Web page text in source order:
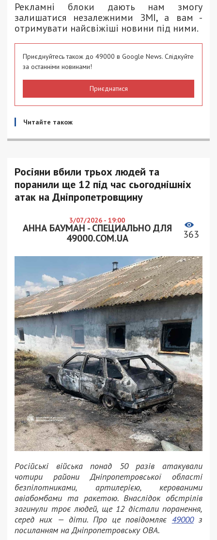
Рекламні блоки дають нам змогу
залишатися незалежними ЗМІ, а вам -
отримувати найсвіжіші новини під ними.
Приєднуйтесь також до 49000 в Google News. Слідкуйте
за останніми новинами!
Приєднатися
Читайте також
Росіяни вбили трьох людей та
поранили ще 12 під час сьогоднішніх
атак на Дніпропетровщину
3/07/2026 - 19:00
АННА БАУМАН - СПЕЦИАЛЬНО ДЛЯ
49000.COM.UA
363
Російські війська понад 50 разів атакували
чотири райони Дніпропетровської області
безпілотниками, артилерією, керованими
авіабомбами та ракетою. Внаслідок обстрілів
загинули троє людей, ще 12 дістали поранення,
серед них — діти. Про це повідомляє 49000з
посиланням на Дніпропетровську ОВА.